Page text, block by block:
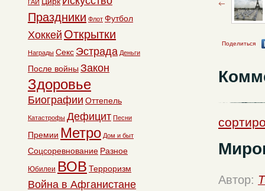
Поделиться
Автор:
ГАИ
Праздники Флот Футбол
Хоккей Открытки
Награды Секс Эстрада Деньги
После войны Закон
Здоровье
Биографии Оттепель
Катастрофы Дефицит Песни
Премии Метро Дом и быт
Соцсоревнование Разное
Юбилеи ВОВ Терроризм
Война в Афганистане